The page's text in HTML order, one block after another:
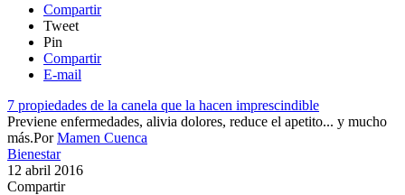
Compartir
Tweet
Pin
Compartir
E-mail
7 propiedades de la canela que la hacen imprescindible
Previene enfermedades, alivia dolores, reduce el apetito... y mucho
más.​PorMamen Cuenca
Bienestar
12 abril 2016
Compartir